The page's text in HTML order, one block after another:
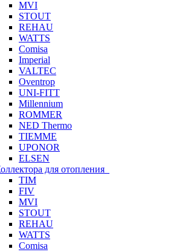
MVI
STOUT
REHAU
WATTS
Comisa
Imperial
VALTEC
Oventrop
UNI-FITT
Millennium
ROMMER
NED Thermo
TIEMME
UPONOR
ELSEN
для отопления
TIM
FIV
MVI
STOUT
REHAU
WATTS
Comisa